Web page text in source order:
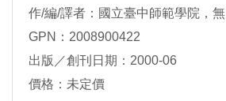
作/編/譯者：國立臺中師範學院，無
GPN：2008900422
出版／創刊日期：2000-06
價格：未定價